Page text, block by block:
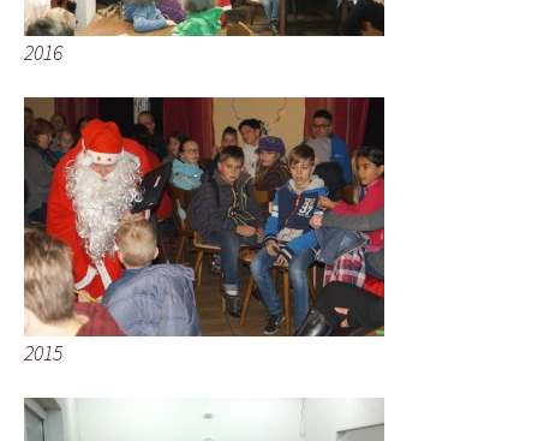
2016
2015